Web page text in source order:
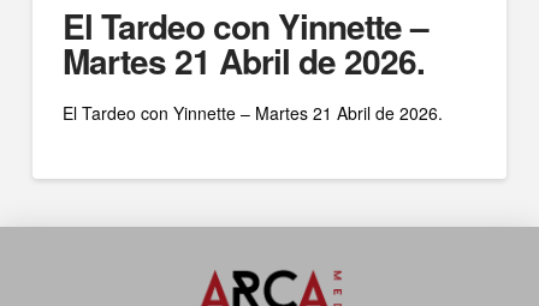
El Tardeo con Yinnette –
Martes 21 Abril de 2026.
El Tardeo con Yinnette – Martes 21 Abril de 2026.